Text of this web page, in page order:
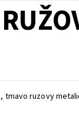
tmavo ruzovy